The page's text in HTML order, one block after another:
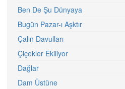
Ben De Şu Dünyaya
Bugün Pazar-ı Aşktır
Çalın Davulları
Çiçekler Ekiliyor
Dağlar
Dam Üstüne